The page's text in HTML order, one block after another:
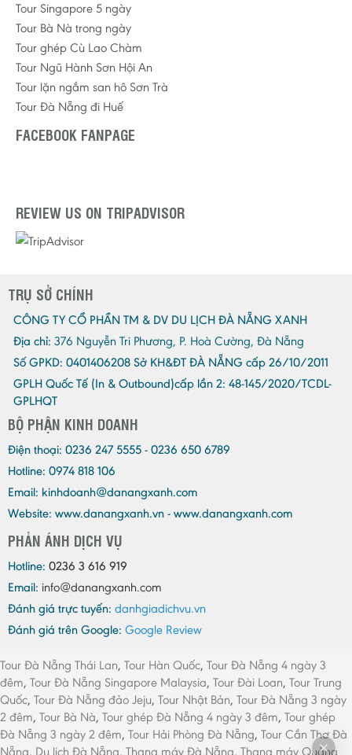
Tour Singapore 5 ngày
Tour Bà Nà trong ngày
Tour ghép Cù Lao Chàm
Tour Ngũ Hành Sơn Hội An
Tour lặn ngắm san hô Sơn Trà
Tour Đà Nẵng đi Huế
FACEBOOK FANPAGE
REVIEW US ON TRIPADVISOR
TRỤ SỞ CHÍNH
CÔNG TY CỔ PHẦN TM & DV DU LỊCH ĐÀ NẴNG XANH
Địa chỉ: 376 Nguyễn Tri Phương, P. Hoà Cường, Đà Nẵng
Số GPKD: 0401406208 Sở KH&ĐT ĐÀ NẴNG cấp 26/10/2011
GPLH Quốc Tế (In & Outbound)cấp lần 2: 48-145/2020/TCDL-
GPLHQT
BỘ PHẬN KINH DOANH
Điện thoại: 0236 247 5555 - 0236 650 6789
Hotline: 0974 818 106
Email: kinhdoanh@danangxanh.com
Website: www.danangxanh.vn - www.danangxanh.com
PHẢN ÁNH DỊCH VỤ
Hotline: 0236 3 616 919
Email: info@danangxanh.com
Đánh giá trực tuyến: danhgiadichvu.vn
Đánh giá trên Google: Google Review
Tour Đà Nẵng Thái Lan, Tour Hàn Quốc, Tour Đà Nẵng 4 ngày 3
đêm, Tour Đà Nẵng Singapore Malaysia, Tour Đài Loan, Tour Trung
Quốc, Tour Đà Nẵng đảo Jeju, Tour Nhật Bản, Tour Đà Nẵng 3 ngày
2 đêm, Tour Bà Nà, Tour ghép Đà Nẵng 4 ngày 3 đêm, Tour ghép
Đà Nẵng 3 ngày 2 đêm, Tour Hải Phòng Đà Nẵng, Tour Cần Thơ Đà
Nẵng, Du lịch Đà Nẵng, Thang máy Đà Nẵng, Thang máy Quảng